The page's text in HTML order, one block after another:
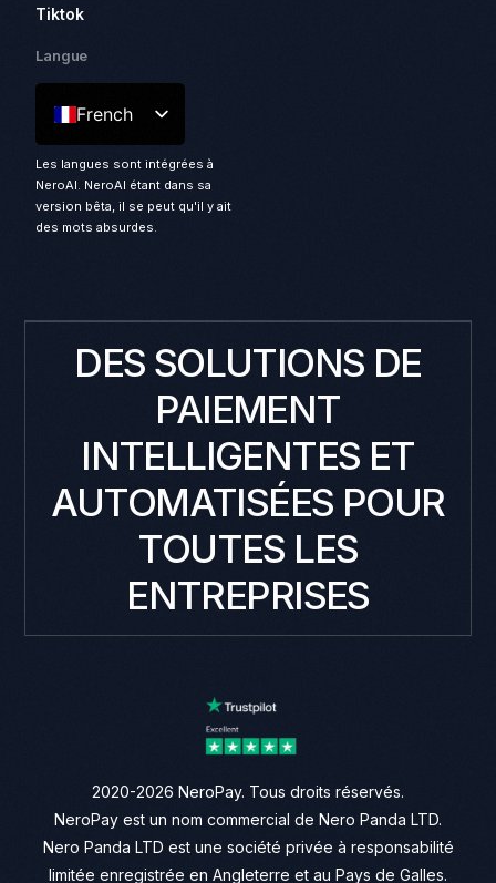
Tiktok
Langue
French
Les langues sont intégrées à
NeroAI. NeroAI étant dans sa
version bêta, il se peut qu'il y ait
des mots absurdes.
DES SOLUTIONS DE
PAIEMENT
INTELLIGENTES ET
AUTOMATISÉES POUR
TOUTES LES
ENTREPRISES
2020-2026 NeroPay. Tous droits réservés.
NeroPay est un nom commercial de Nero Panda LTD.
Nero Panda LTD est une société privée à responsabilité
limitée enregistrée en Angleterre et au Pays de Galles.